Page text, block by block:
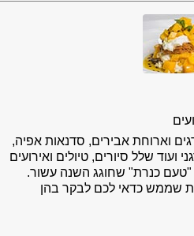
וארוחת אבירים, סדנאות אפיה,
ועוד שלל סיורים, טיולים ואירועים
כנרת" שחוגג השנה עשור.
שממש כדאי לכם לבקר בהן